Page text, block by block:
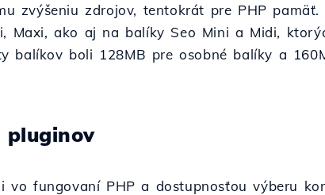
zvýšeniu zdrojov, tentokrát pre PHP
Maxi, ako aj na balíky Seo Mini a Midi,
balíkov boli 128MB pre osobné balíky a
pluginov
vo fungovaní PHP a dostupnosťou výberu